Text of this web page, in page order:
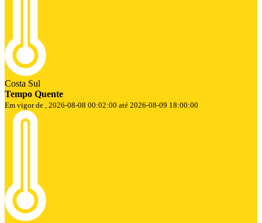
Costa Sul
Tempo Quente
Em vigor de , 2026-08-08 00:02:00 até 2026-08-09 18:00:00